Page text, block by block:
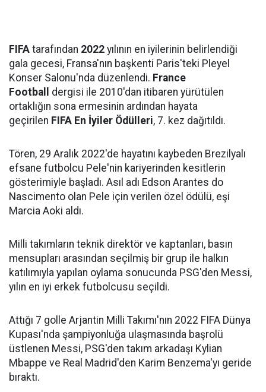
FIFA tarafından 2022 yılının en iyilerinin belirlendiği
gala gecesi, Fransa'nın başkenti Paris'teki Pleyel
Konser Salonu'nda düzenlendi. France
Football dergisi ile 2010'dan itibaren yürütülen
ortaklığın sona ermesinin ardından hayata
geçirilen FIFA En İyiler Ödülleri, 7. kez dağıtıldı.
Tören, 29 Aralık 2022'de hayatını kaybeden Brezilyalı
efsane futbolcu Pele'nin kariyerinden kesitlerin
gösterimiyle başladı. Asıl adı Edson Arantes do
Nascimento olan Pele için verilen özel ödülü, eşi
Marcia Aoki aldı.
Milli takımların teknik direktör ve kaptanları, basın
mensupları arasından seçilmiş bir grup ile halkın
katılımıyla yapılan oylama sonucunda PSG'den Messi,
yılın en iyi erkek futbolcusu seçildi.
Attığı 7 golle Arjantin Milli Takımı'nın 2022 FIFA Dünya
Kupası'nda şampiyonluğa ulaşmasında başrolü
üstlenen Messi, PSG'den takım arkadaşı Kylian
Mbappe ve Real Madrid'den Karim Benzema'yı geride
bıraktı.